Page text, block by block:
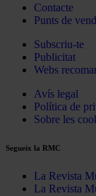
Contacte
Punts de
Subscriu-te
Publicitat
Webs
Avís legal
Política de
Sobre les
Segueix la RMC
La Revista
La Revista